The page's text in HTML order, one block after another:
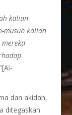
kalian
musuh kalian
dan akidah,
ditegaskan